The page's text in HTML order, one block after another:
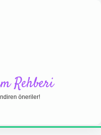
Rehberi
öneriler!